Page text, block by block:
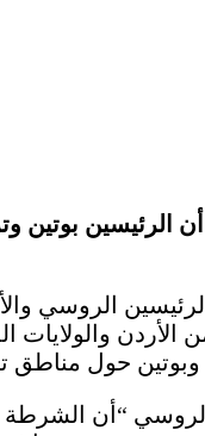
الرئيسين بوتين
الروسي
الأردن
وبوتين حول
“أن